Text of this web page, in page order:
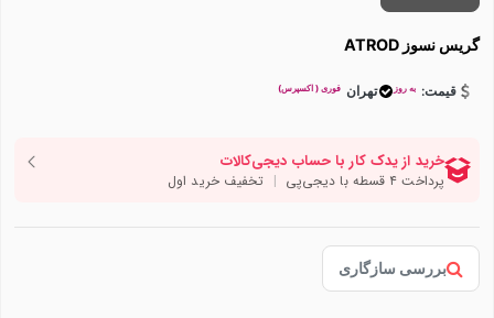
گریس نسوز ATROD
قیمت: به روز تهران فوری ( اکسپرس)
بررسی سازگاری